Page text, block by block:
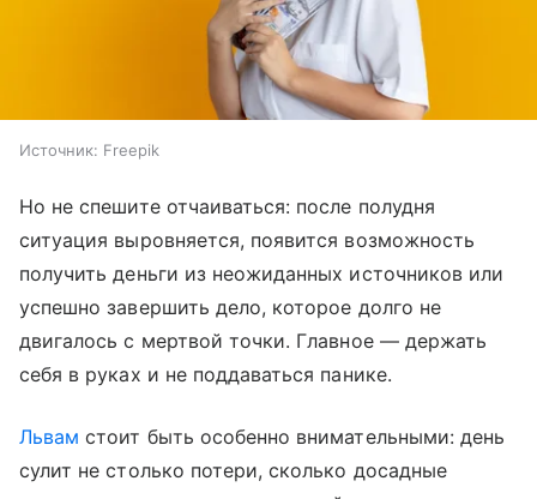
Источник: Freepik
Но не спешите отчаиваться: после полудня
ситуация выровняется, появится возможность
получить деньги из неожиданных источников или
успешно завершить дело, которое долго не
двигалось с мертвой точки. Главное — держать
себя в руках и не поддаваться панике.
Львам стоит быть особенно внимательными: день
сулит не столько потери, сколько досадные